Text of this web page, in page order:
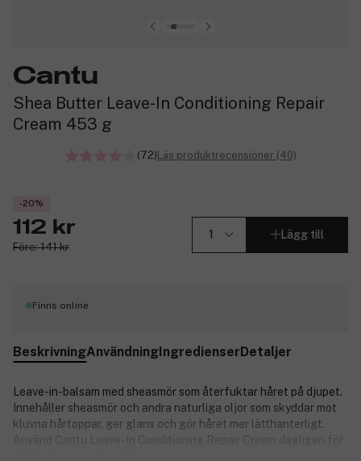
Cantu
Shea Butter Leave-In Conditioning Repair
Cream 453 g
(72) Läs produktrecensioner (40)
-20%
112 kr
Före: 141 kr
Lägg till
Finns online
BeskrivningAnvändningIngredienserDetaljer
Leave-in-balsam med sheasmör som återfuktar håret på djupet.
Innehåller sheasmör och andra naturliga oljor som skyddar mot
kluvna hårtoppar, ger glans och gör håret mer lätthanterligt.
Använd Cantu Leave-In Conditioning Repair Cream dagligen för